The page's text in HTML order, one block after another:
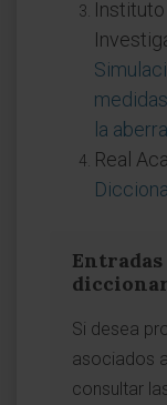
la
Real
Si desea
asociados
consultar